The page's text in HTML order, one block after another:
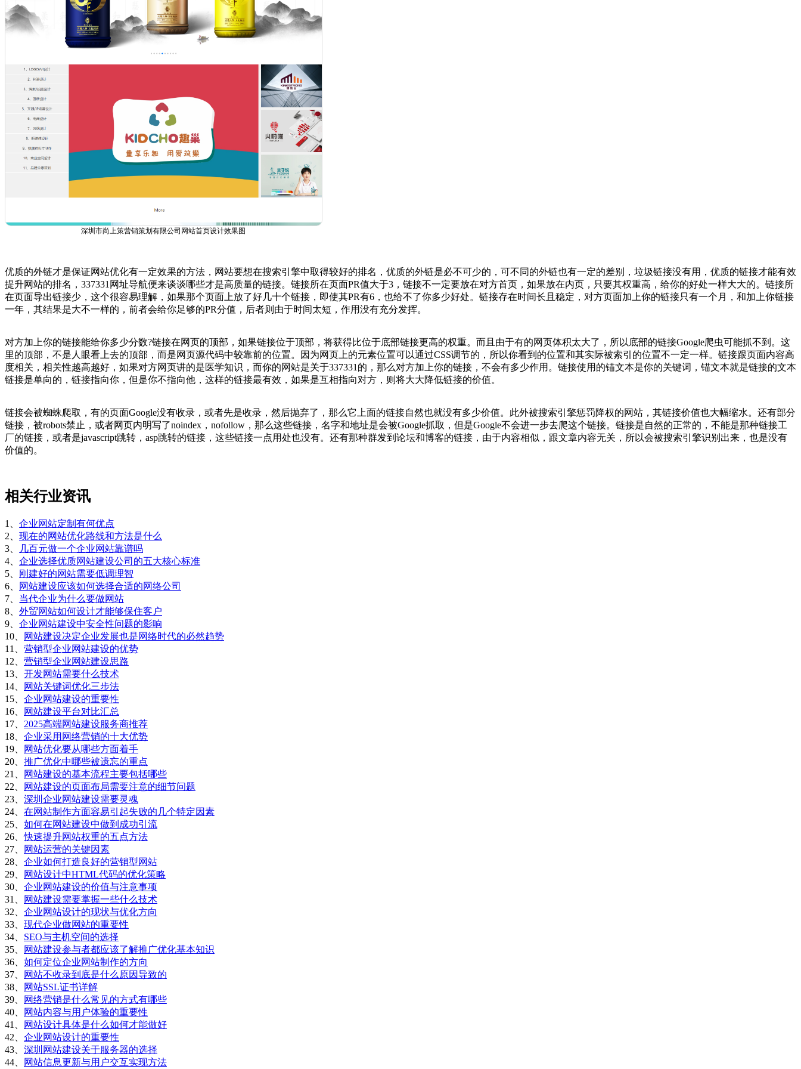
深圳市尚上策营销策划有限公司网站首页设计效果图
优质的外链才是保证网站优化有一定效果的方法，网站要想在搜索引擎中取得较好的排名，优质的外链是必不可少的，可不同的外链也有一定的差别，垃圾链接没有用，优质的链接才能有效
提升网站的排名，337331网址导航便来谈谈哪些才是高质量的链接。 链接所在页面PR值大于3，链接不一定要放在对方首页，如果放在内页，只要其权重高，给你的好处一样大大的。 链接所
在页面导出链接少，这个很容易理解，如果那个页面上放了好几十个链接，即使其PR有6，也给不了你多少好处。 链接存在时间长且稳定，对方页面加上你的链接只有一个月，和加上你链接
一年，其结果是大不一样的，前者会给你足够的PR分值，后者则由于时间太短，作用没有充分发挥。
对方加上你的链接能给你多少分数?链接在网页的顶部，如果链接位于顶部，将获得比位于底部链接更高的权重。而且由于有的网页体积太大了，所以底部的链接Google爬虫可能抓不到。这
里的顶部，不是人眼看上去的顶部，而是网页源代码中较靠前的位置。因为网页上的元素位置可以通过CSS调节的，所以你看到的位置和其实际被索引的位置不一定一样。 链接跟页面内容高
度相关，相关性越高越好，如果对方网页讲的是医学知识，而你的网站是关于337331的，那么对方加上你的链接，不会有多少作用。 链接使用的锚文本是你的关键词，锚文本就是链接的文本
链接是单向的，链接指向你，但是你不指向他，这样的链接最有效，如果是互相指向对方，则将大大降低链接的价值。
链接会被蜘蛛爬取，有的页面Google没有收录，或者先是收录，然后抛弃了，那么它上面的链接自然也就没有多少价值。此外被搜索引擎惩罚降权的网站，其链接价值也大幅缩水。还有部分
链接，被robots禁止，或者网页内明写了noindex，nofollow，那么这些链接，名字和地址是会被Google抓取，但是Google不会进一步去爬这个链接。 链接是自然的正常的，不能是那种链接工
厂的链接，或者是javascript跳转，asp跳转的链接，这些链接一点用处也没有。还有那种群发到论坛和博客的链接，由于内容相似，跟文章内容无关，所以会被搜索引擎识别出来，也是没有
价值的。
相关行业资讯
1、 企业网站定制有何优点
2、 现在的网站优化路线和方法是什么
3、
几百元做一个企业网站靠谱吗
4、 企业选择优质网站建设公司的五大核心标准
5、
刚建好的网站需要低调理智
6、
网站建设应该如何选择合适的网络公司
7、 当代企业为什么要做网站
8、 外贸网站如何设计才能够保住客户
9、 企业网站建设中安全性问题的影响
10、
网站建设决定企业发展也是网络时代的必然趋势
11、 营销型企业网站建设的优势
12、 营销型企业网站建设思路
13、 开发网站需要什么技术
14、
网站关键词优化三步法
15、 企业网站建设的重要性
16、
网站建设平台对比汇总
17、 2025高端网站建设服务商推荐
18、 企业采用网络营销的十大优势
19、
网站优化要从哪些方面着手
20、 推广优化中哪些被遗忘的重点
21、
网站建设的基本流程主要包括哪些
22、
网站建设的页面布局需要注意的细节问题
23、 深圳企业网站建设需要灵魂
24、 在网站制作方面容易引起失败的几个特定因素
25、 如何在网站建设中做到成功引流
26、快速提升网站权重的五点方法
27、
网站运营的关键因素
28、 企业如何打造良好的营销型网站
29、
网站设计中HTML代码的优化策略
30、 企业网站建设的价值与注意事项
31、
网站建设需要掌握一些什么技术
32、 企业网站设计的现状与优化方向
33、 现代企业做网站的重要性
34、 SEO与主机空间的选择
35、
网站建设参与者都应该了解推广优化基本知识
36、 如何定位企业网站制作的方向
37、
网站不收录到底是什么原因导致的
38、
网站SSL证书详解
39、
网络营销是什么常见的方式有哪些
40、
网站内容与用户体验的重要性
41、
网站设计具体是什么如何才能做好
42、 企业网站设计的重要性
43、 深圳网站建设关于服务器的选择
44、
网站信息更新与用户交互实现方法